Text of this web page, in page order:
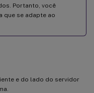
Portanto, você
que se adapte ao
e do lado do servidor